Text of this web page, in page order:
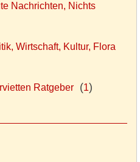
Nachrichten, Nichts
Wirtschaft, Kultur, Flora
Ratgeber (1)